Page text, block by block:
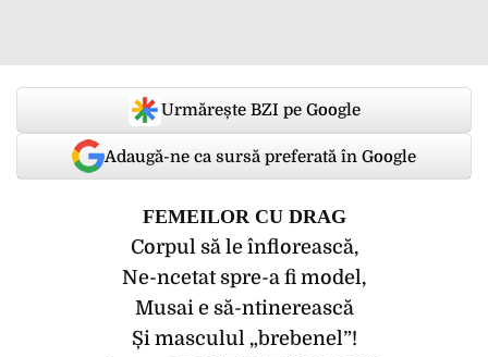
Urmărește BZI pe Google
Adaugă-ne ca sursă preferată în Google
FEMEILOR CU DRAG
Corpul să le înflorească,
Ne-ncetat spre-a fi model,
Musai e să-ntinerească
Și masculul „brebenel”!